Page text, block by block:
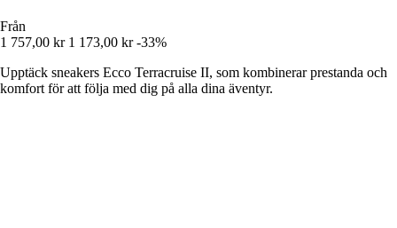
Från
1 757,00 kr 1 173,00 kr -33%
Upptäck sneakers Ecco Terracruise II, som kombinerar prestanda och
komfort för att följa med dig på alla dina äventyr.